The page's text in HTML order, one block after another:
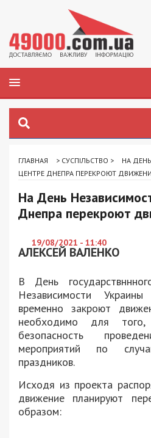
ГЛАВНАЯ > СУСПІЛЬСТВО >
НА
ЦЕНТРЕ ДНЕПРА ПЕРЕКРОЮТ
На День
Днепра перекроют
19/08/2021 - 11:40
АЛЕКСЕЙ ВАЛЕНКО
В День
Независимости
временно закроют
необходимо для того,
безопасность
мероприятий по
праздников.
Исходя из проекта
движение планируют
образом: